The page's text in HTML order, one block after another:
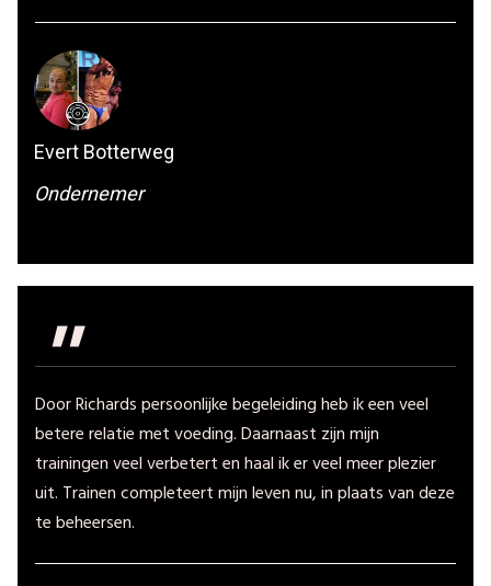
Evert Botterweg
Ondernemer
"
Door Richards persoonlijke begeleiding heb ik een veel
betere relatie met voeding. Daarnaast zijn mijn
trainingen veel verbetert en haal ik er veel meer plezier
uit. Trainen completeert mijn leven nu, in plaats van deze
te beheersen.